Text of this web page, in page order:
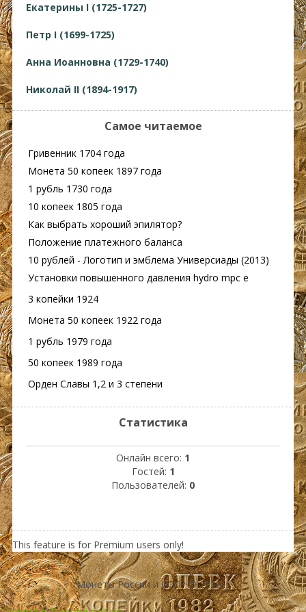
Екатерины I (1725-1727)
Петр I (1699-1725)
Анна Иоанновна (1729-1740)
Николай II (1894-1917)
Самое читаемое
Гривенник 1704 года
Монета 50 копеек 1897 года
1 рубль 1730 года
10 копеек 1805 года
Как выбрать хороший эпилятор?
Положение платежного баланса
10 рублей - Логотип и эмблема Универсиады (2013)
Установки повышенного давления hydro mpc e
3 копейки 1924
Монета 50 копеек 1922 года
1 рубль 1979 года
50 копеек 1989 года
Орден Славы 1,2 и 3 степени
Статистика
Онлайн всего: 1
Гостей: 1
Пользователей: 0
This feature is for Premium users only!
Монеты России и СССР © 2026|